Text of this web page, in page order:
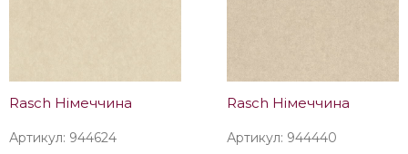
Rasch Німеччина
Артикул: 944624
Rasch Німеччина
Артикул: 944440